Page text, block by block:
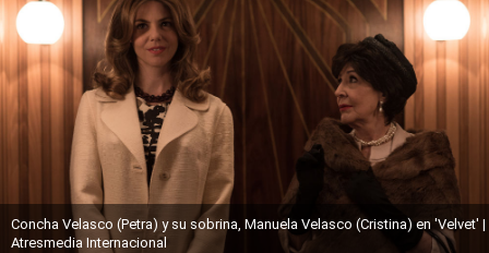
Concha Velasco (Petra) y su sobrina, Manuela Velasco (Cristina) en 'Velvet' |
Atresmedia Internacional